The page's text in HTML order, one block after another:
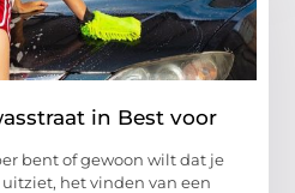
in Best voor
bent of gewoon wilt dat je
het vinden van een